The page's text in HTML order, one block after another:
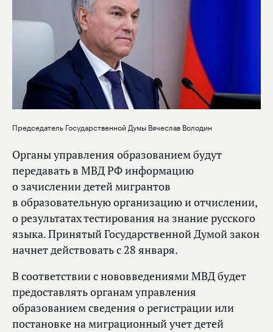
Председатель Государственной Думы Вячеслав Володин
Органы управления образованием будут
передавать в МВД РФ информацию
о зачислении детей мигрантов
в образовательную организацию и отчислении,
о результатах тестирования на знание русского
языка. Принятый Государственной Думой закон
начнет действовать с 28 января.
В соответствии с нововведениями МВД будет
предоставлять органам управления
образованием сведения о регистрации или
постановке на миграционный учет детей